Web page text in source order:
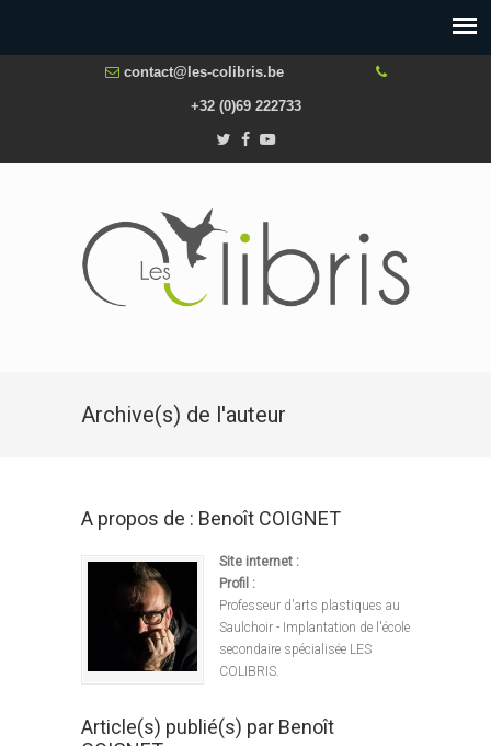
contact@les-colibris.be
+32 (0)69 222733
Archive(s) de l'auteur
A propos de : Benoît COIGNET
Site internet :
Profil :
Professeur d'arts plastiques au
Saulchoir - Implantation de l'école
secondaire spécialisée LES
COLIBRIS.
Article(s) publié(s) par Benoît